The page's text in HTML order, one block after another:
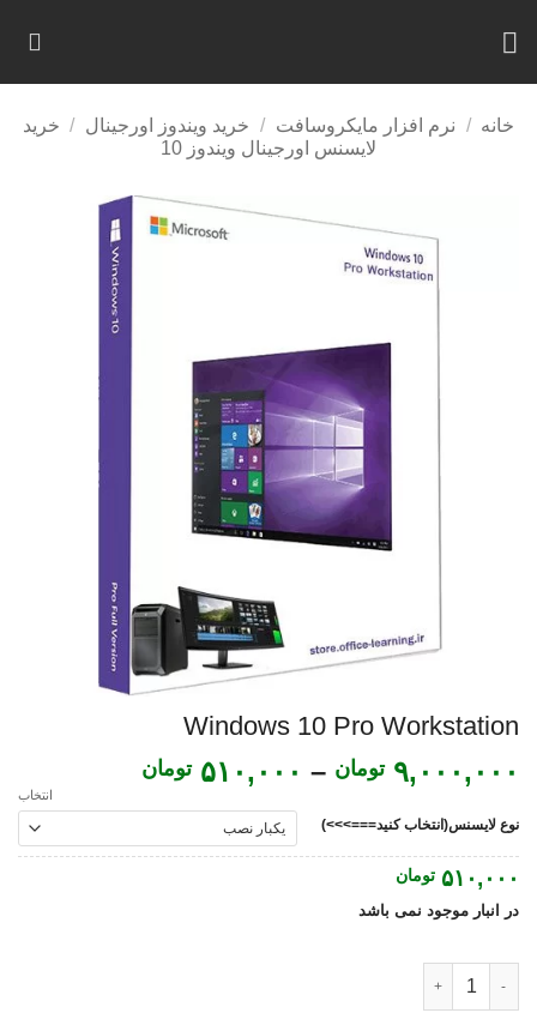
خانه / نرم افزار مایکروسافت / خرید ویندوز اورجینال / خرید
لایسنس اورجینال ویندوز 10
Windows 10 Pro Workstation
۹,۰۰۰,۰۰۰ تومان – ۵۱۰,۰۰۰ تومان
through
نوع لایسنس(انتخاب کنید===>>>)
انتخاب
۵۱۰,۰۰۰ تومان
در انبار موجود نمی باشد